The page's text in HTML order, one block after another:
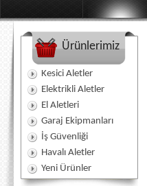
Ürünlerimiz
Kesici Aletler
Elektrikli Aletler
El Aletleri
Garaj Ekipmanları
İş Güvenliği
Havalı Aletler
Yeni Ürünler